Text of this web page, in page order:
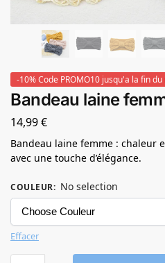
-10% Code PROMO10 jusqu'a la fin du
Bandeau laine
14,99€
Bandeau laine femme : chaleur
avec une touche d’élégance.
COULEUR: No selection
Effacer